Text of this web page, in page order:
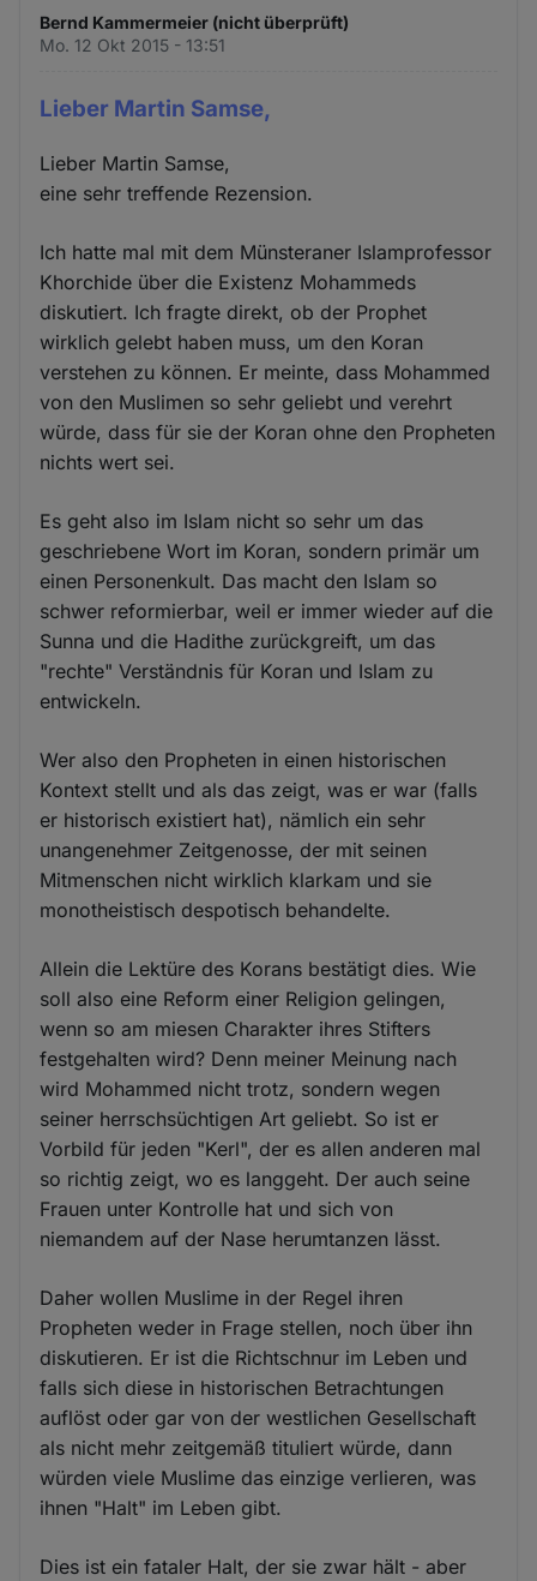
Bernd Kammermeier (nicht überprüft)
Mo. 12 Okt 2015 - 13:51
Lieber Martin Samse,
Lieber Martin Samse,
eine sehr treffende Rezension.
Ich hatte mal mit dem Münsteraner Islamprofessor
Khorchide über die Existenz Mohammeds
diskutiert. Ich fragte direkt, ob der Prophet
wirklich gelebt haben muss, um den Koran
verstehen zu können. Er meinte, dass Mohammed
von den Muslimen so sehr geliebt und verehrt
würde, dass für sie der Koran ohne den Propheten
nichts wert sei.
Es geht also im Islam nicht so sehr um das
geschriebene Wort im Koran, sondern primär um
einen Personenkult. Das macht den Islam so
schwer reformierbar, weil er immer wieder auf die
Sunna und die Hadithe zurückgreift, um das
"rechte" Verständnis für Koran und Islam zu
entwickeln.
Wer also den Propheten in einen historischen
Kontext stellt und als das zeigt, was er war (falls
er historisch existiert hat), nämlich ein sehr
unangenehmer Zeitgenosse, der mit seinen
Mitmenschen nicht wirklich klarkam und sie
monotheistisch despotisch behandelte.
Allein die Lektüre des Korans bestätigt dies. Wie
soll also eine Reform einer Religion gelingen,
wenn so am miesen Charakter ihres Stifters
festgehalten wird? Denn meiner Meinung nach
wird Mohammed nicht trotz, sondern wegen
seiner herrschsüchtigen Art geliebt. So ist er
Vorbild für jeden "Kerl", der es allen anderen mal
so richtig zeigt, wo es langgeht. Der auch seine
Frauen unter Kontrolle hat und sich von
niemandem auf der Nase herumtanzen lässt.
Daher wollen Muslime in der Regel ihren
Propheten weder in Frage stellen, noch über ihn
diskutieren. Er ist die Richtschnur im Leben und
falls sich diese in historischen Betrachtungen
auflöst oder gar von der westlichen Gesellschaft
als nicht mehr zeitgemäß tituliert würde, dann
würden viele Muslime das einzige verlieren, was
ihnen "Halt" im Leben gibt.
Dies ist ein fataler Halt, der sie zwar hält - aber